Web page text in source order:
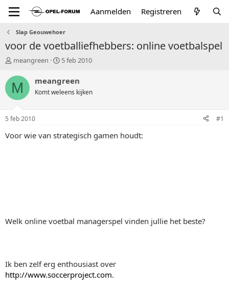
Aanmelden Registreren
Slap Geouwehoer
voor de voetballiefhebbers: online voetbalspel
T
p
i
a
r
meangreen
S
a
r
t
u
5 feb 2010
M meangreen
Komt weleens kijken
5 feb 2010 #1
Voor wie van strategisch gamen houdt:
Welk online voetbal managerspel vinden jullie het beste?
Ik ben zelf erg enthousiast over
http://www.soccerproject.com.